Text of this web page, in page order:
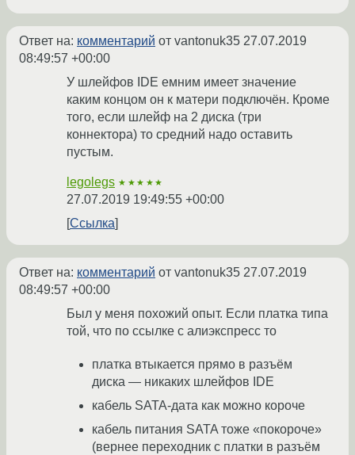
Ответ на: комментарий от vantonuk35 27.07.2019
08:49:57 +00:00
У шлейфов IDE емним имеет значение
каким концом он к матери подключён. Кроме
того, если шлейф на 2 диска (три
коннектора) то средний надо оставить
пустым.
legolegs ★★★★★
27.07.2019 19:49:55 +00:00
Ссылка
Ответ на: комментарий от vantonuk35 27.07.2019
08:49:57 +00:00
Был у меня похожий опыт. Если платка типа
той, что по ссылке с алиэкспресс то
платка втыкается прямо в разъём
диска — никаких шлейфов IDE
кабель SATA-дата как можно короче
кабель питания SATA тоже «покороче»
(вернее переходник с платки в разъём